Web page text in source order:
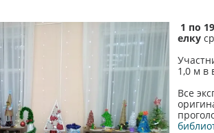
1 по
елку
1,0 м в
Все